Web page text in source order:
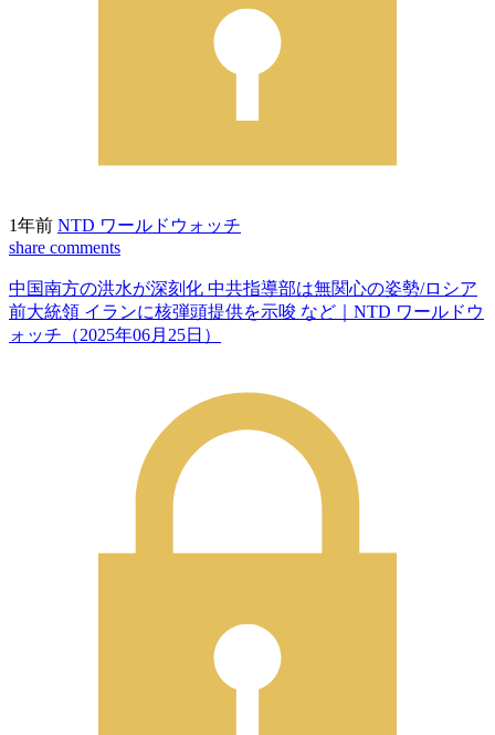
1年前 NTD ワールドウォッチ
share comments
中国南方の洪水が深刻化 中共指導部は無関心の姿勢/ロシア
前大統領 イランに核弾頭提供を示唆 など｜NTD ワールドウ
ォッチ（2025年06月25日）